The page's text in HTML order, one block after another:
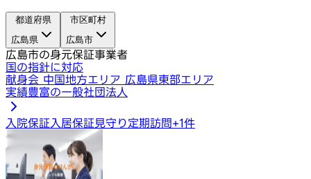
都道府県
広島県
市区町村
広島市
広島市の身元保証事業者
国の指針に対応
献身会 中国地方エリア 広島県東部エリア
実績豊富の一般社団法人
入院保証 入居保証見守り定期訪問+1件